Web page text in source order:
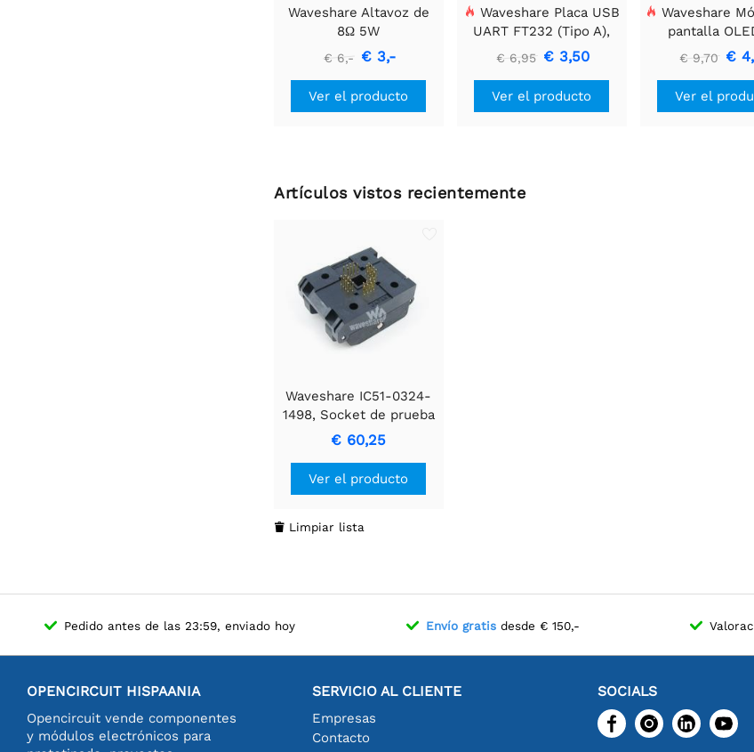
Waveshare Altavoz de
8Ω 5W
€ 6,- € 3,-
Ver el producto
Waveshare Placa USB
UART FT232 (Tipo A),
Módulo de
Comunicación USB a
TTL (UART)
€ 6,95 € 3,50
Ver el producto
Waveshare
pantalla
128x32, General
pulgadas.
€ 9,70 €
Ver el
Artículos vistos recientemente
Waveshare IC51-0324-
1498, Socket de prueba
y quema
€ 60,25
Ver el producto
 Limpiar lista
Pedido antes de las 23:59, enviado hoy Envío gratisdesde € 150,-
OPENCIRCUIT HISPAANIA
Opencircuit vende componentes
y módulos electrónicos para
SERVICIO AL CLIENTE
Empresas
Contacto
SOCIALS